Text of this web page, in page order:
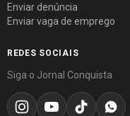
Enviar denúncia
Enviar vaga de emprego
REDES SOCIAIS
Siga o Jornal Conquista